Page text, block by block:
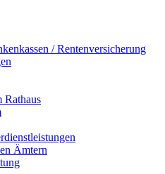
/ Rentenversicherung
Rathaus
Ämtern